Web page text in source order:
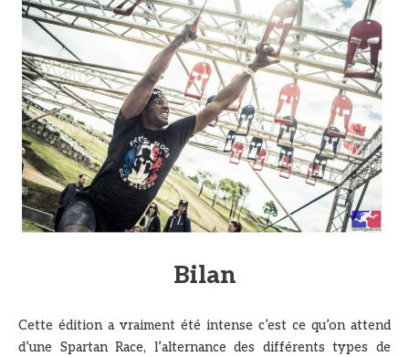
Bilan
Cette édition a vraiment été intense c’est ce qu’on attend
d’une Spartan Race, l’alternance des différents types de